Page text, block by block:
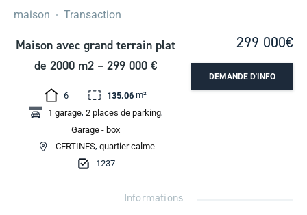
maison
Transaction
Maison avec grand terrain plat
de 2000 m2 – 299 000 €
6 135.06 m²
1 garage, 2 places de parking,
Garage - box
CERTINES, quartier calme
1237
299 000€
DEMANDE D'INFO
Informations